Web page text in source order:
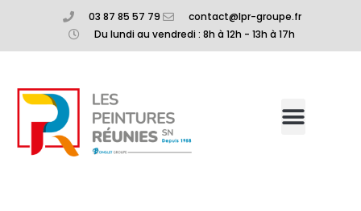
03 87 85 57 79
contact@lpr-groupe.fr
Du lundi au vendredi : 8h à 12h - 13h à 17h